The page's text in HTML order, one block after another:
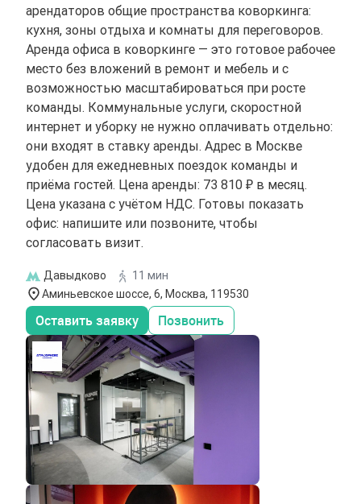
арендаторов общие пространства коворкинга:
кухня, зоны отдыха и комнаты для переговоров.
Аренда офиса в коворкинге — это готовое рабочее
место без вложений в ремонт и мебель и с
возможностью масштабироваться при росте
команды. Коммунальные услуги, скоростной
интернет и уборку не нужно оплачивать отдельно:
они входят в ставку аренды. Адрес в Москве
удобен для ежедневных поездок команды и
приёма гостей. Цена аренды: 73 810 ₽ в месяц.
Цена указана с учётом НДС. Готовы показать
офис: напишите или позвоните, чтобы
согласовать визит.
Давыдково
11 мин
Аминьевское шоссе, 6, Москва, 119530
Оставить заявку Позвонить